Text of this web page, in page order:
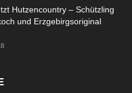
Hutzencountry – Schützling
und Erzgebirgsoriginal